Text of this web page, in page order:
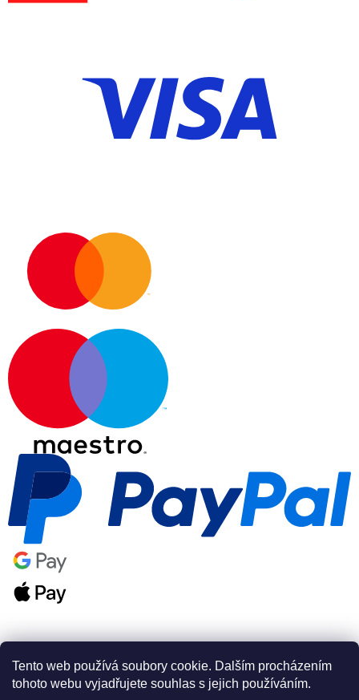
Tento web používá soubory cookie. Dalším procházením
tohoto webu vyjadřujete souhlas s jejich používáním.
Vytvořil Shoptet Premium